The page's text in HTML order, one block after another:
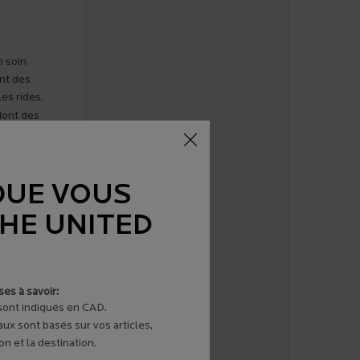
soin
des
rides.
des
deux
la
elle
VOUS
UNITED
à savoir:
indiqués en CAD.
sont basés sur vos articles,
et la destination.